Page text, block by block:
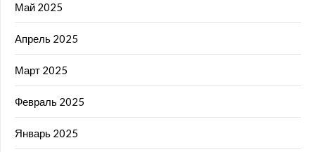
Май 2025
Апрель 2025
Март 2025
Февраль 2025
Январь 2025